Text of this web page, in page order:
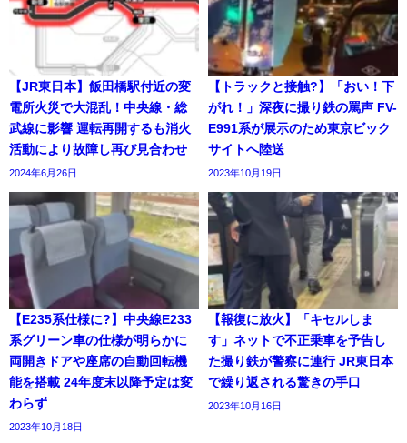
【JR東日本】飯田橋駅付近の変
電所火災で大混乱！中央線・総
武線に影響 運転再開するも消火
活動により故障し再び見合わせ
2024年6月26日
【トラックと接触?】「おい！下
がれ！」深夜に撮り鉄の罵声 FV-
E991系が展示のため東京ビック
サイトへ陸送
2023年10月19日
【E235系仕様に?】中央線E233
系グリーン車の仕様が明らかに
両開きドアや座席の自動回転機
能を搭載 24年度末以降予定は変
わらず
2023年10月18日
【報復に放火】「キセルしま
す」ネットで不正乗車を予告し
た撮り鉄が警察に連行 JR東日本
で繰り返される驚きの手口
2023年10月16日